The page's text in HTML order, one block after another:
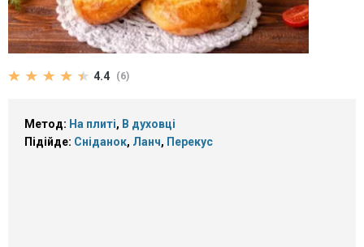
4.4 (6)
Метод: На плиті, В духовці
Підійде: Сніданок, Ланч, Перекус